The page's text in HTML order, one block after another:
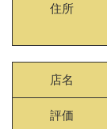
住所
店名
評価